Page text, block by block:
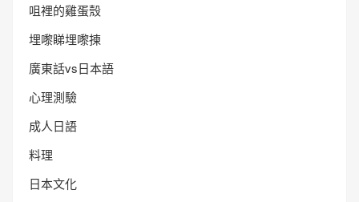
咀裡的雞蛋殼
埋嚟睇埋嚟揀
廣東話vs日本語
心理測驗
成人日語
料理
日本文化